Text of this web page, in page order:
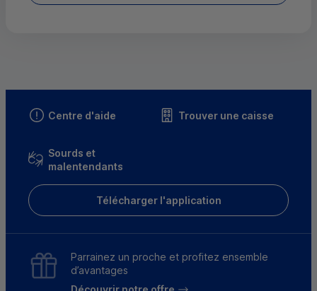
Centre d'aide Trouver une caisse
Sourds et
malentendants
Télécharger l'application
Parrainez un proche et profitez ensemble
d’avantages